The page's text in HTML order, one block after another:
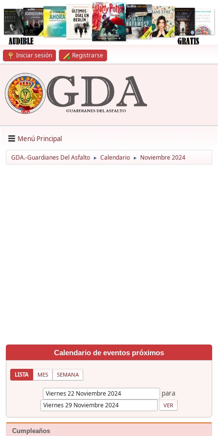
Iniciar sesión Registrarse
Menú Principal
GDA.-Guardianes Del Asfalto ► Calendario ► Noviembre 2024
Calendario de eventos próximos
LISTA MES SEMANA
para
Cumpleaños